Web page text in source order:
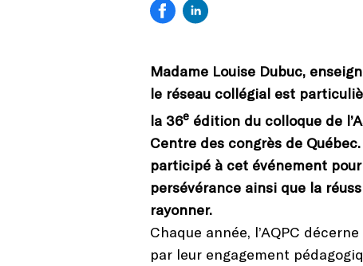
Madame Louise Dubuc,
le réseau collégial est
la 36e édition du colloque de
Centre des congrès de
participé à cet événement
persévérance ainsi que la
rayonner.
Chaque année, l’AQPC
par leur engagement